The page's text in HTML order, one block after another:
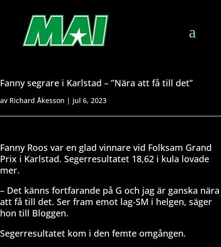
Fanny segrare i Karlstad – ”Nära att få till det”
av Richard Åkesson | jul 6, 2023
Fanny Roos var en glad vinnare vid Folksam Grand
Prix i Karlstad. Segerresultatet 18,62 i kula lovade
mer.
– Det känns fortfarande på G och jag är ganska nära
att få till det. Ser fram emot lag-SM i helgen, säger
hon till Bloggen.
Segerresultatet kom i den femte omgången.